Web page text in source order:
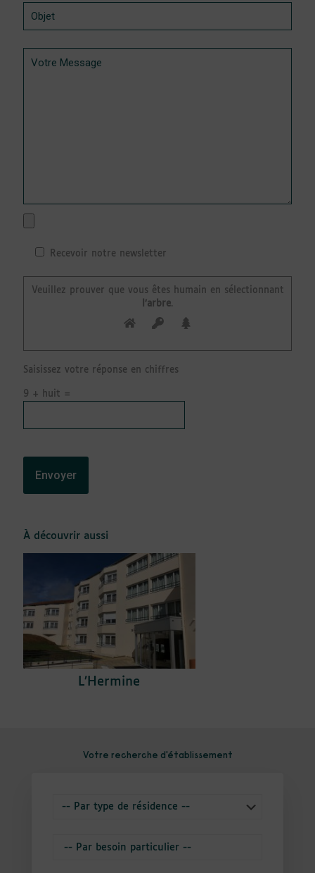
Recevoir notre newsletter
Veuillez prouver que vous êtes humain en sélectionnant
l’arbre.
Saisissez votre réponse en chiffres
9 + huit =
À découvrir aussi
L’Hermine
Votre recherche d'établissement